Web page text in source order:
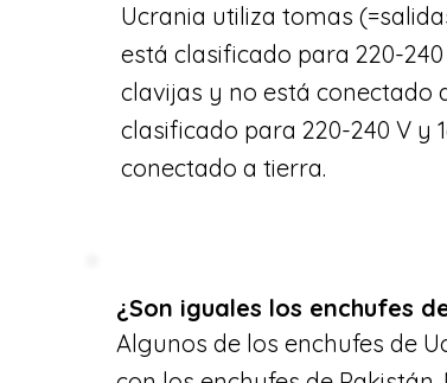
Ucrania utiliza tomas
está clasificado para 220-240
clavijas y no está conectado
clasificado para 220-240 V y
conectado a tierra.
¿Son iguales los enchufes
Algunos de los enchufes de